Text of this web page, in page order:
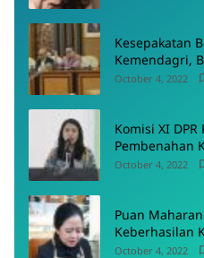
Kesepakatan
Kemendagri,
Menyepakati
October 4, 2022
Komisi XI
Pembenahan
October 4, 2022
Puan
Keberhasilan
Tugas
October 4, 2022